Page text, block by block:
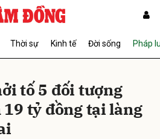
Thời sự Kinh tế Đời sống Pháp
tố 5 đối tượng
tỷ đồng tại làng